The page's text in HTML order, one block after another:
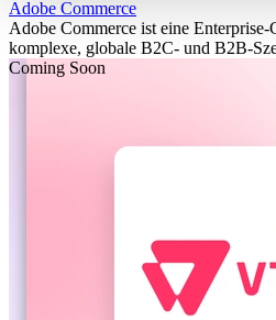
Adobe Commerce
Adobe Commerce ist eine
komplexe, globale B2C- und B2B-
Coming Soon